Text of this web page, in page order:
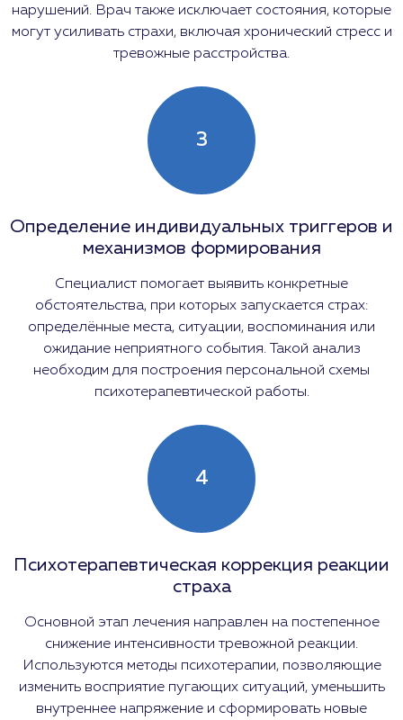
нарушений. Врач также исключает состояния, которые
могут усиливать страхи, включая хронический стресс и
тревожные расстройства.
3
Определение индивидуальных триггеров и
механизмов формирования
Специалист помогает выявить конкретные
обстоятельства, при которых запускается страх:
определённые места, ситуации, воспоминания или
ожидание неприятного события. Такой анализ
необходим для построения персональной схемы
психотерапевтической работы.
4
Психотерапевтическая коррекция реакции
страха
Основной этап лечения направлен на постепенное
снижение интенсивности тревожной реакции.
Используются методы психотерапии, позволяющие
изменить восприятие пугающих ситуаций, уменьшить
внутреннее напряжение и сформировать новые